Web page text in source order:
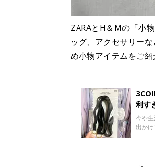
ZARAとH＆Мの「小
ッグ、アクセサリー
め小物アイテムをご紹
利す
今や
出か